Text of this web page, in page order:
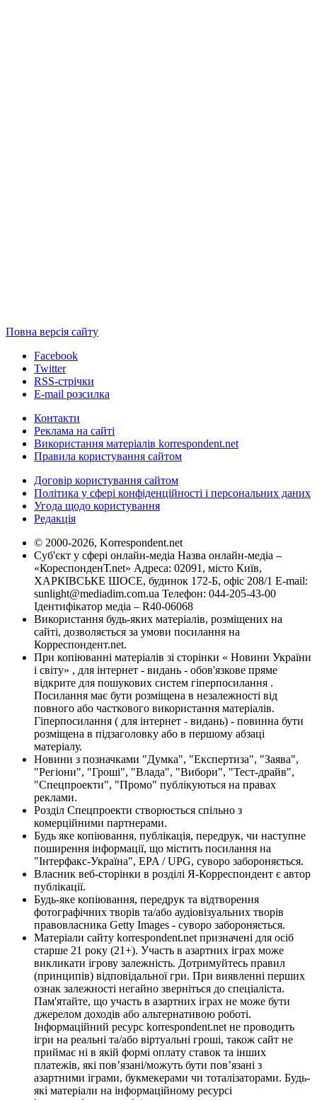
Повна версія сайту
Facebook
Twitter
RSS-стрічки
E-mail розсилка
Контакти
Реклама на сайті
Використання матеріалів korrespondent.net
Правила користування сайтом
Договір користування сайтом
Політика у сфері конфіденційності і персональних даних
Угода щодо користування
Редакція
© 2000-2026, Korrespondent.net
Суб'єкт у сфері онлайн-медіа Назва онлайн-медіа –
«КореспонденТ.net» Адреса: 02091, місто Київ,
ХАРКІВСЬКЕ ШОСЕ, будинок 172-Б, офіс 208/1 E-mail:
sunlight@mediadim.com.ua Телефон: 044-205-43-00
Ідентифікатор медіа – R40-06068
Використання будь-яких матеріалів, розміщених на
сайті, дозволяється за умови посилання на
Корреспондент.net.
При копіюванні матеріалів зі сторінки « Новини України
і світу» , для інтернет - видань - обов'язкове пряме
відкрите для пошукових систем гіперпосилання .
Посилання має бути розміщена в незалежності від
повного або часткового використання матеріалів.
Гіперпосилання ( для інтернет - видань) - повинна бути
розміщена в підзаголовку або в першому абзаці
матеріалу.
Новини з позначками "Думка", "Експертиза", "Заява",
"Регіони", "Гроші", "Влада", "Вибори", "Тест-драйв",
"Спецпроекти", "Промо" публікуються на правах
реклами.
Розділ Спецпроекти створюється спільно з
комерційними партнерами.
Будь яке копіювання, публікація, передрук, чи наступне
поширення інформації, що містить посилання на
"Інтерфакс-Україна", EPA / UPG, суворо забороняється.
Власник веб-сторінки в розділі Я-Корреспондент є автор
публікації.
Будь-яке копіювання, передрук та відтворення
фотографічних творів та/або аудіовізуальних творів
правовласника Getty Images - суворо забороняється.
Матеріали сайту korrespondent.net призначені для осіб
старше 21 року (21+). Участь в азартних іграх може
викликати ігрову залежність. Дотримуйтесь правил
(принципів) відповідальної гри. При виявленні перших
ознак залежності негайно зверніться до спеціаліста.
Пам'ятайте, що участь в азартних іграх не може бути
джерелом доходів або альтернативою роботі.
Інформаційний ресурс korrespondent.net не проводить
ігри на реальні та/або віртуальні гроші, також сайт не
приймає ні в якій формі оплату ставок та інших
платежів, які пов’язані/можуть бути пов’язані з
азартними іграми, букмекерами чи тоталізаторами. Будь-
які матеріали на інформаційному ресурсі